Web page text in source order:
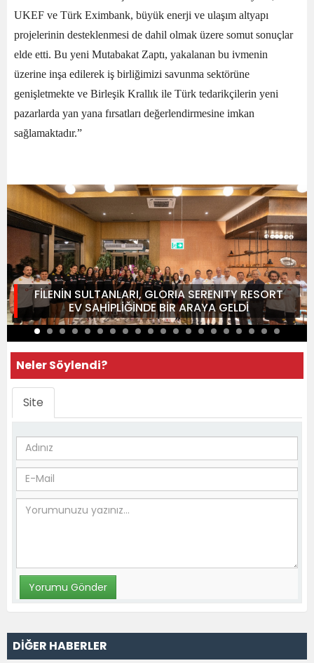
UKEF ve Türk Eximbank, büyük enerji ve ulaşım altyapı
projelerinin desteklenmesi de dahil olmak üzere somut sonuçlar
elde etti. Bu yeni Mutabakat Zaptı, yakalanan bu ivmenin
üzerine inşa edilerek iş birliğimizi savunma sektörüne
genişletmekte ve Birleşik Krallık ile Türk tedarikçilerin yeni
pazarlarda yan yana fırsatları değerlendirmesine imkan
sağlamaktadır.”
FİLENİN SULTANLARI, GLORIA SERENITY RESORT
EV SAHİPLİĞİNDE BİR ARAYA GELDİ
Neler Söylendi?
Site
DİĞER HABERLER